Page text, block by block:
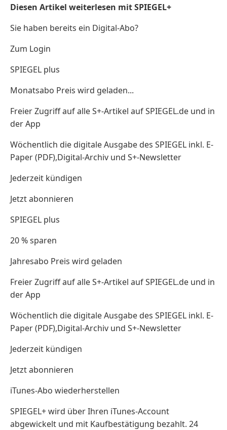
Diesen Artikel weiterlesen mit SPIEGEL+
Sie haben bereits ein Digital-Abo?
Zum Login
SPIEGEL plus
Monatsabo Preis wird geladen...
Freier Zugriff auf alle S+-Artikel auf SPIEGEL.de und in
der App
Wöchentlich die digitale Ausgabe des SPIEGEL inkl. E-
Paper (PDF),Digital-Archiv und S+-Newsletter
Jederzeit kündigen
Jetzt abonnieren
SPIEGEL plus
20 % sparen
Jahresabo Preis wird geladen
Freier Zugriff auf alle S+-Artikel auf SPIEGEL.de und in
der App
Wöchentlich die digitale Ausgabe des SPIEGEL inkl. E-
Paper (PDF),Digital-Archiv und S+-Newsletter
Jederzeit kündigen
Jetzt abonnieren
iTunes-Abo wiederherstellen
SPIEGEL+ wird über Ihren iTunes-Account
abgewickelt und mit Kaufbestätigung bezahlt. 24